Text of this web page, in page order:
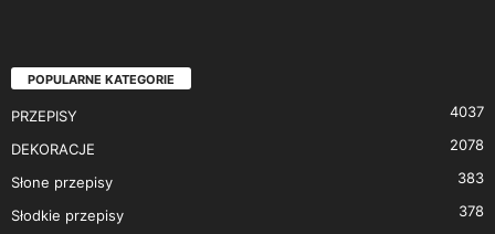
POPULARNE KATEGORIE
PRZEPISY 4037
DEKORACJE 2078
Słone przepisy 383
Słodkie przepisy 378